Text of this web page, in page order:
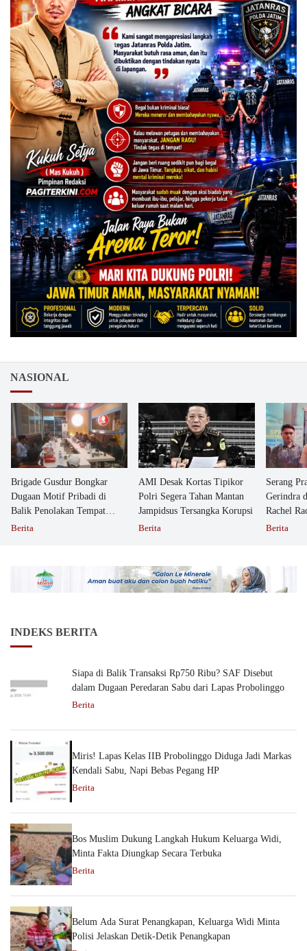
NASIONAL
Brigade Gusdur Bongkar
Dugaan Motif Pribadi di
Balik Penolakan Tempat
Ibadah GKJW Bangil
Berita
AMI Desak Kortas Tipikor
Polri Segera Tahan Mantan
Jampidsus Tersangka Korupsi
Berita
Serang
Gerindra
Rachel
Berita
INDEKS BERITA
Siapa di Balik Transaksi Rp750 Ribu? SAF Disebut
dalam Dugaan Peredaran Sabu dari Lapas Probolinggo
Berita
Miris! Lapas Kelas IIB Probolinggo Diduga Jadi Markas
Kendali Sabu, Napi Bebas Pegang HP
Berita
Bos Muslim Dukung Langkah Hukum Keluarga Widi,
Minta Fakta Diungkap Secara Terbuka
Berita
Belum Ada Surat Penangkapan, Keluarga Widi Minta
Polisi Jelaskan Detik-Detik Penangkapan